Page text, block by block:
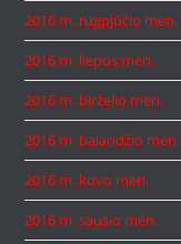
2016 m. rugpjūčio mėn.
2016 m. liepos mėn.
2016 m. birželio mėn.
2016 m. balandžio mėn.
2016 m. kovo mėn.
2016 m. sausio mėn.